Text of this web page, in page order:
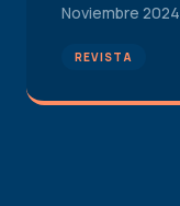
Noviembre 2024
REVISTA